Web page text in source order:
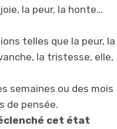
la peur, la honte…
telles que la peur, la
la tristesse, elle,
semaines ou des mois
de pensée.
cet état